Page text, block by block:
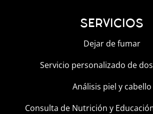
SERVICIOS
Dejar de fumar
Servicio personalizado de
Análisis piel y cabello
Consulta de Nutrición y